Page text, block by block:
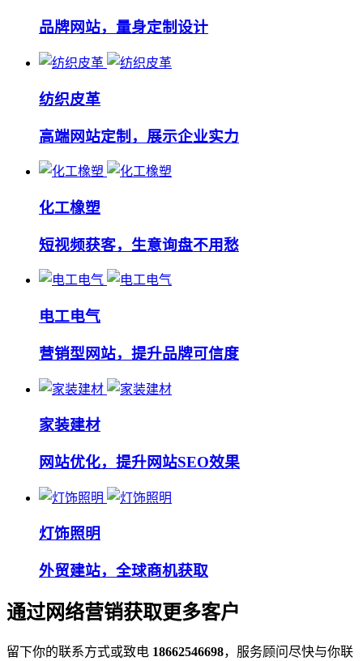
品牌网站，量身定制设计
纺织皮革
高端网站定制，展示企业实力
化工橡塑
短视频获客，生意询盘不用愁
电工电气
营销型网站，提升品牌可信度
家装建材
网站优化，提升网站SEO效果
灯饰照明
外贸建站，全球商机获取
通过网络营销获取更多客户
留下你的联系方式或致电 18662546698，服务顾问尽快与你联